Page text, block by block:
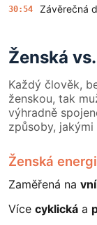
30:54 Závěrečná
Ženská
Každý člověk,
ženskou, tak
výhradně
způsoby,
Ženská
Zaměřená na
Více cyklická a